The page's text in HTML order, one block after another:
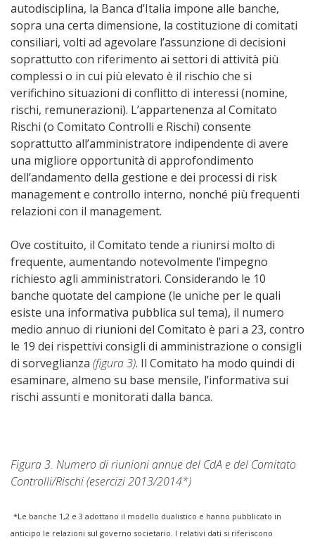
autodisciplina, la Banca d’Italia impone alle banche,
sopra una certa dimensione, la costituzione di comitati
consiliari, volti ad agevolare l’assunzione di decisioni
soprattutto con riferimento ai settori di attività più
complessi o in cui più elevato è il rischio che si
verifichino situazioni di conflitto di interessi (nomine,
rischi, remunerazioni). L’appartenenza al Comitato
Rischi (o Comitato Controlli e Rischi) consente
soprattutto all’amministratore indipendente di avere
una migliore opportunità di approfondimento
dell’andamento della gestione e dei processi di risk
management e controllo interno, nonché più frequenti
relazioni con il management.
Ove costituito, il Comitato tende a riunirsi molto di
frequente, aumentando notevolmente l’impegno
richiesto agli amministratori. Considerando le 10
banche quotate del campione (le uniche per le quali
esiste una informativa pubblica sul tema), il numero
medio annuo di riunioni del Comitato è pari a 23, contro
le 19 dei rispettivi consigli di amministrazione o consigli
di sorveglianza (figura 3). Il Comitato ha modo quindi di
esaminare, almeno su base mensile, l’informativa sui
rischi assunti e monitorati dalla banca.
Figura 3. Numero di riunioni annue del CdA e del Comitato
Controlli/Rischi (esercizi 2013/2014*)
*Le banche 1,2 e 3 adottano il modello dualistico e hanno pubblicato in
anticipo le relazioni sul governo societario. I relativi dati si riferiscono